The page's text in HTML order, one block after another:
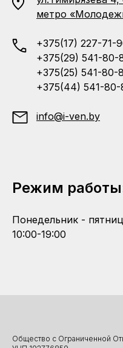
метро
+375(17) 227-71-
+375(29) 541-80-
+375(25) 541-80-
+375(44) 541-80-
info@i-ven.by
Режим
Понедельник -
10:00-19:00
Общество с Ограниченной